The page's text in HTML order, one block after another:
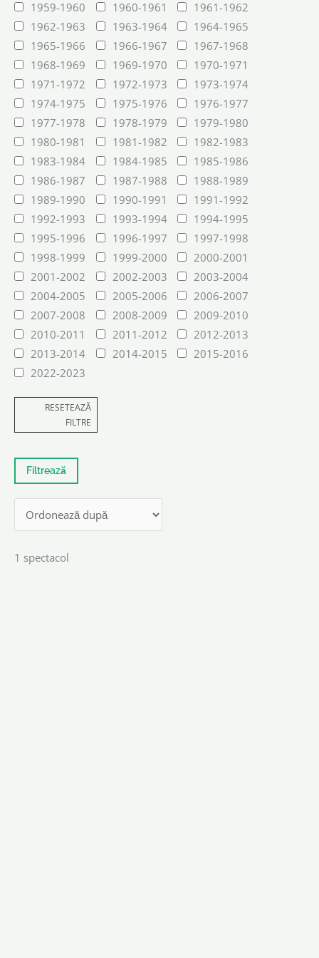
1959-1960
1960-1961
1961-1962
1962-1963
1963-1964
1964-1965
1965-1966
1966-1967
1967-1968
1968-1969
1969-1970
1970-1971
1971-1972
1972-1973
1973-1974
1974-1975
1975-1976
1976-1977
1977-1978
1978-1979
1979-1980
1980-1981
1981-1982
1982-1983
1983-1984
1984-1985
1985-1986
1986-1987
1987-1988
1988-1989
1989-1990
1990-1991
1991-1992
1992-1993
1993-1994
1994-1995
1995-1996
1996-1997
1997-1998
1998-1999
1999-2000
2000-2001
2001-2002
2002-2003
2003-2004
2004-2005
2005-2006
2006-2007
2007-2008
2008-2009
2009-2010
2010-2011
2011-2012
2012-2013
2013-2014
2014-2015
2015-2016
2022-2023
RESETEAZĂ
FILTRE
1 spectacol